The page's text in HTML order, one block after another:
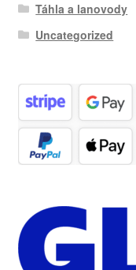
Táhla a lanovody
Uncategorized